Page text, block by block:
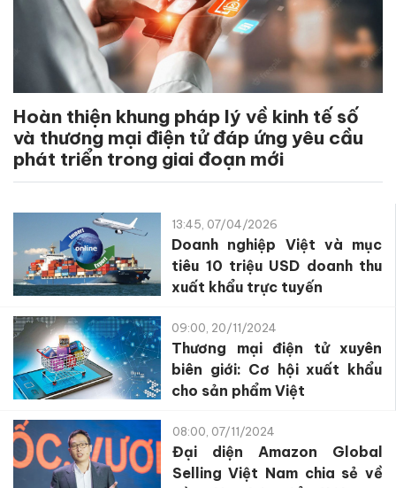
Hoàn thiện khung pháp lý về kinh tế số
và thương mại điện tử đáp ứng yêu cầu
phát triển trong giai đoạn mới
13:45, 07/04/2026
Doanh nghiệp Việt và mục
tiêu 10 triệu USD doanh thu
xuất khẩu trực tuyến
09:00, 20/11/2024
Thương mại điện tử xuyên
biên giới: Cơ hội xuất khẩu
cho sản phẩm Việt
08:00, 07/11/2024
Đại diện Amazon Global
Selling Việt Nam chia sẻ về